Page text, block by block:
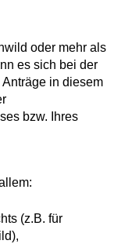
oder mehr als
es sich bei der
in diesem
bzw. Ihres
(z.B. für